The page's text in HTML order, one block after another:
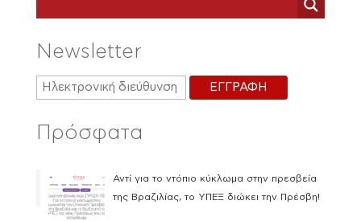
Newsletter
Πρόσφατα
Αντί για το ντόπιο κύκλωμα στην πρεσβεία
της Βραζιλίας, το ΥΠΕΞ διώκει την Πρέσβη!